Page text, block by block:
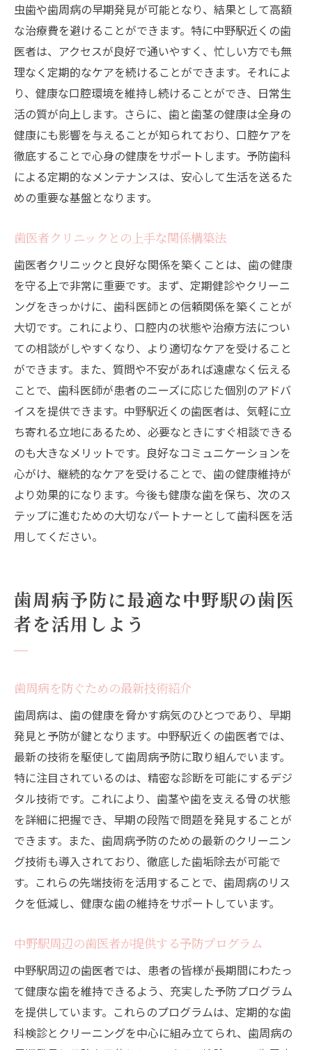
虫歯や歯周病の早期発見が可能となり、結果として高額
な治療費を避けることができます。特に中野駅近くの歯
医者は、アクセスが良好で通いやすく、忙しい方でも無
理なく定期的なケアを続けることができます。それによ
り、健康な口腔環境を維持し続けることができ、日常生
活の質が向上します。さらに、歯と歯茎の健康は全身の
健康にも影響を与えることが知られており、口腔ケアを
徹底することで心身の健康をサポートします。予防歯科
による定期的なメンテナンスは、安心して生活を送るた
めの重要な基盤となります。
歯医者クリニックとの上手な関係構築法
歯医者クリニックと良好な関係を築くことは、歯の健康
を守る上で非常に重要です。まず、定期健診やクリーニ
ングをきっかけに、歯科医師との信頼関係を築くことが
大切です。これにより、口腔内の状態や治療方法につい
ての相談がしやすくなり、より適切なケアを受けること
ができます。また、質問や不安があれば遠慮なく伝える
ことで、歯科医師が患者のニーズに応じた個別のアドバ
イスを提供できます。中野駅近くの歯医者は、気軽に立
ち寄れる立地にあるため、必要なときにすぐ相談できる
のも大きなメリットです。良好なコミュニケーションを
心がけ、継続的なケアを受けることで、歯の健康維持が
より効果的になります。今後も健康な歯を保ち、次のス
テップに進むための大切なパートナーとして歯科医を活
用してください。
歯周病予防に最適な中野駅の歯医
者を活用しよう
歯周病を防ぐための最新技術紹介
歯周病は、歯の健康を脅かす病気のひとつであり、早期
発見と予防が鍵となります。中野駅近くの歯医者では、
最新の技術を駆使して歯周病予防に取り組んでいます。
特に注目されているのは、精密な診断を可能にするデジ
タル技術です。これにより、歯茎や歯を支える骨の状態
を詳細に把握でき、早期の段階で問題を発見することが
できます。また、歯周病予防のための最新のクリーニン
グ技術も導入されており、徹底した歯垢除去が可能で
す。これらの先端技術を活用することで、歯周病のリス
クを低減し、健康な歯の維持をサポートしています。
中野駅周辺の歯医者が提供する予防プログラム
中野駅周辺の歯医者では、患者の皆様が長期間にわたっ
て健康な歯を維持できるよう、充実した予防プログラム
を提供しています。これらのプログラムは、定期的な歯
科検診とクリーニングを中心に組み立てられ、歯周病の